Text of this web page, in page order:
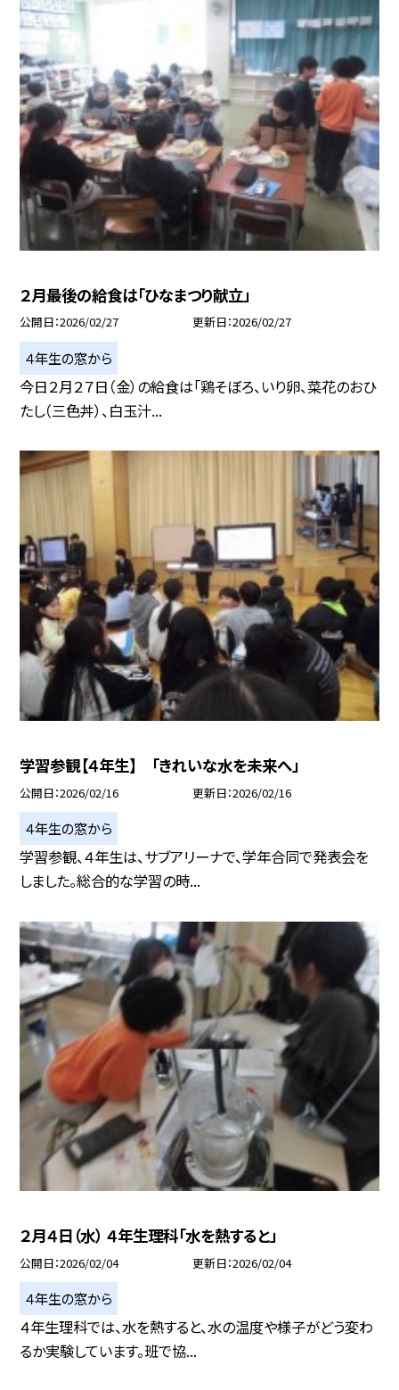
２月最後の給食は「ひなまつり献立」
公開日 2026/02/27 更新日 2026/02/27
４年生の窓から
今日２月２７日（金）の給食は「鶏そぼろ、いり卵、菜花のおひ
たし（三色丼）、白玉汁...
学習参観【４年生】 「きれいな水を未来へ」
公開日 2026/02/16 更新日 2026/02/16
４年生の窓から
学習参観、４年生は、サブアリーナで、学年合同で発表会を
しました。総合的な学習の時...
２月４日（水） ４年生理科「水を熱すると」
公開日 2026/02/04 更新日 2026/02/04
４年生の窓から
４年生理科では、水を熱すると、水の温度や様子がどう変わ
るか実験しています。班で協...